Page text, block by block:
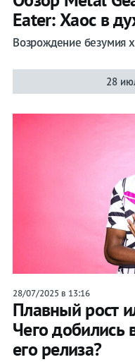
Eater: Хаос в
Возрождение безумия
28
28/07/2025 в 13:16
Плавный рост
Чего добились
его релиза?